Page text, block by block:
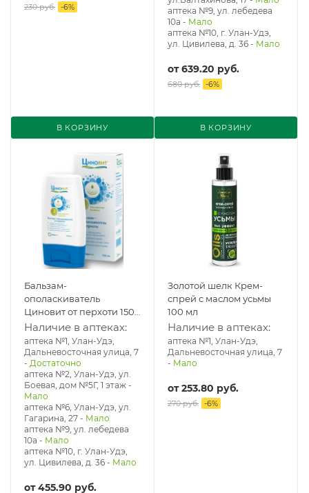
230 руб. -6%
В КОРЗИНУ
аптека №9, ул. лебедева
10а - Мало
аптека №10, г. Улан-Удэ,
ул. Цивилева, д. 36 - Мало
от639.20 руб.
680 руб. -6%
В КОРЗИНУ
Бальзам-
ополаскиватель
Циновит от перхоти 150
мл
Наличие в аптеках:
аптека №1, Улан-Удэ,
Дальневосточная улица, 7
- Достаточно
аптека №2, Улан-Удэ, ул.
Боевая, дом №5Г, 1 этаж -
Мало
аптека №6, Улан-Удэ, ул.
Гагарина, 27 - Мало
аптека №9, ул. лебедева
10а - Мало
аптека №10, г. Улан-Удэ,
ул. Цивилева, д. 36 - Мало
от455.90 руб.
Золотой шелк Крем-
спрей с маслом усьмы
100 мл
Наличие в аптеках:
аптека №1, Улан-Удэ,
Дальневосточная улица, 7
- Мало
от253.80 руб.
270 руб. -6%